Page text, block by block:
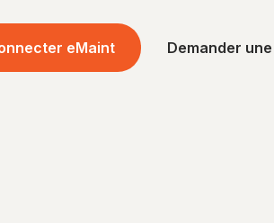
eMaint Demander